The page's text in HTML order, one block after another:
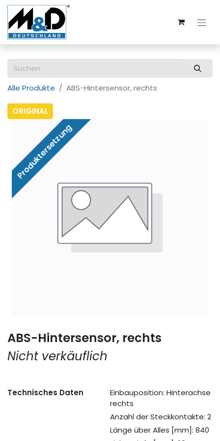
Alle Produkte ABS-Hintersensor, rechts
ORIGINAL
Produktersetzung
ABS-Hintersensor, rechts
Nicht verkäuflich
Technisches Daten
Einbauposition: Hinterachse
rechts
Anzahl der Steckkontakte: 2
Länge über Alles [mm]: 840